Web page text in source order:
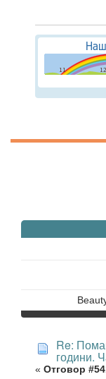
Re:
години.
« Отговор